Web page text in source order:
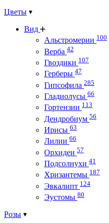
Цветы
Вид
Альстромерии 100
Верба 42
Гвоздики 107
Герберы 47
Гипсофила 285
Гладиолусы 66
Гортензии 113
Дендробиум 56
Ирисы 63
Лилии 66
Орхидеи 57
Подсолнухи 41
Хризантемы 187
Эвкалипт 124
Эустомы 80
Розы